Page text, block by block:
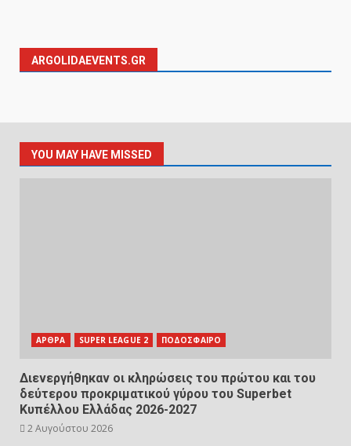
ARGOLIDAEVENTS.GR
YOU MAY HAVE MISSED
ΑΡΘΡΑ SUPER LEAGUE 2 ΠΟΔΟΣΦΑΙΡΟ
Διενεργήθηκαν οι κληρώσεις του πρώτου και του
δεύτερου προκριματικού γύρου του Superbet
Κυπέλλου Ελλάδας 2026-2027
2 Αυγούστου 2026